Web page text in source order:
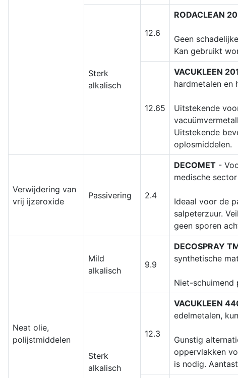
Sterk
alkalisch
12.6
RODACLEAN
Geen
Kan gebruikt
12.65
VACUKLEEN
hardmetalen en
Uitstekende
Uitstekende
oplosmiddelen.
Verwijdering van
vrij ijzeroxide
Passivering 2.4
DECOMET -
medische sector
Ideaal voor de
salpeterzuur.
geen sporen
Neat olie,
polijstmiddelen
Mild
alkalisch
9.9
DECOSPRAY
synthetische
Niet-schuimend
Sterk
alkalisch
12.3
VACUKLEEN
edelmetalen,
Gunstig
oppervlakken
is nodig.